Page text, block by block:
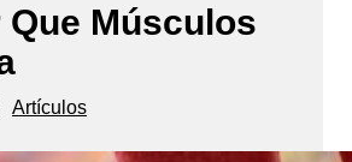
Que Músculos
Artículos